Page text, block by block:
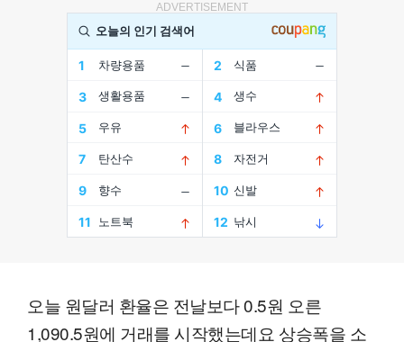
ADVERTISEMENT
오늘 원달러 환율은 전날보다 0.5원 오른
1,090.5원에 거래를 시작했는데요 상승폭을 소